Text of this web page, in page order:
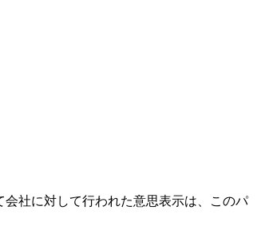
社に対して行われた意思表示は、このパ